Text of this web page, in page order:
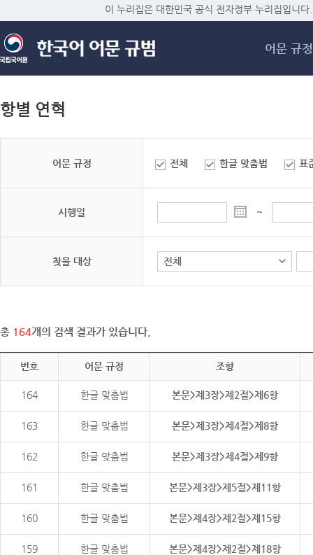
메
이 누리집은 대한민국 공식 전자정부 누리집입니다.
어문 규정
항별 연혁
어문 규정 전체 한글 맞춤법 표
시행일 ~
찾을 대상
총 164개의 검색 결과가 있습니다.
번호 어문 규정 조항
164 한글 맞춤법 본문>제3장>제2절>제6항
163 한글 맞춤법 본문>제3장>제4절>제8항
162 한글 맞춤법 본문>제3장>제4절>제9항
161 한글 맞춤법 본문>제3장>제5절>제11항
160 한글 맞춤법 본문>제4장>제2절>제15항
159 한글 맞춤법 본문>제4장>제2절>제18항